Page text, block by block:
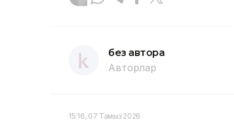
без автора
Авторлар
15:16, 07 Тамыз 2026